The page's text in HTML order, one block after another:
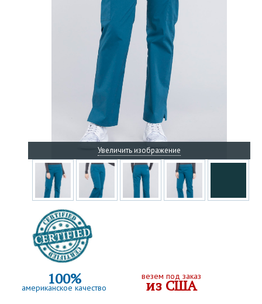
Увеличить изображение
100%
американское качество
везем под заказ
из США